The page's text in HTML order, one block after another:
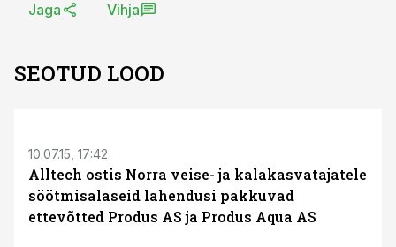
Jaga Vihja
SEOTUD LOOD
10.07.15, 17:42
Alltech ostis Norra veise- ja kalakasvatajatele
söötmisalaseid lahendusi pakkuvad
ettevõtted Produs AS ja Produs Aqua AS